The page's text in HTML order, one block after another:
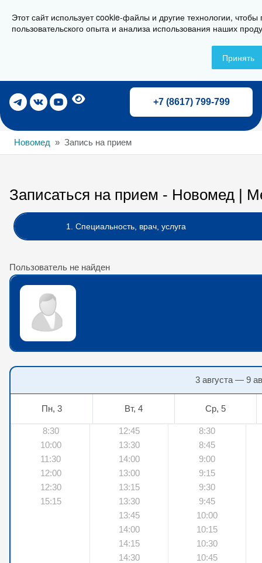
Этот сайт использует cookie-файлы и другие технологии,
пользовательского опыта и анализа использования наших
Принять
г. Новороссийск, ул. Свердлова 36А
Записаться на прием
+7 (8617) 799-799
Новомед Запись на прием
Записаться на прием - Новомед |
1. Специальность, врач, услуга
Пользователь не найден
3 августа — 9
Пн, 3 Вт, 4 Ср, 5
8:30
10:00
11:30
12:00
12:30
15:15
12:45
13:30
14:00
13:00
13:15
13:30
13:45
14:00
14:15
14:30
8:30
8:45
9:00
9:15
9:30
9:45
10:00
10:15
10:30
10:45